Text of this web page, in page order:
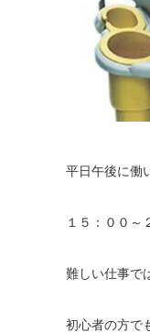
平日午後に働
１５：００～
難しい仕事で
初心者の方で